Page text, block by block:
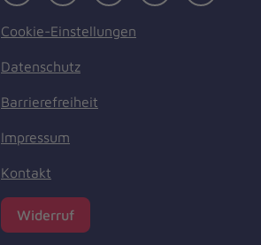
Cookie-Einstellungen
Datenschutz
Barrierefreiheit
Impressum
Kontakt
Widerruf